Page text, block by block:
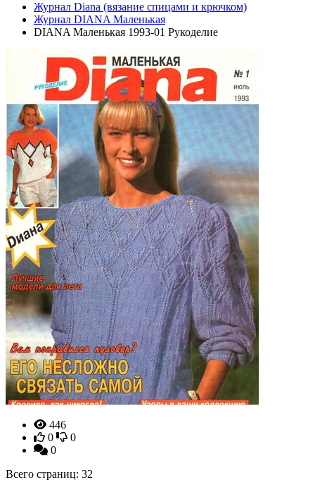
Журнал Diana (вязание спицами и крючком)
Журнал DIANA Маленькая
DIANA Маленькая 1993-01 Рукоделие
446
0
0
0
Всего страниц: 32